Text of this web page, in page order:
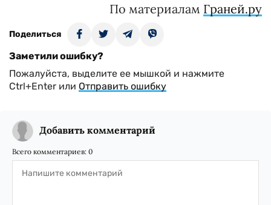
По материалам Граней.ру
Поделиться
Заметили ошибку?
Пожалуйста, выделите ее мышкой и нажмите
Ctrl+Enter или Отправить ошибку
Добавить комментарий
Всего комментариев: 0